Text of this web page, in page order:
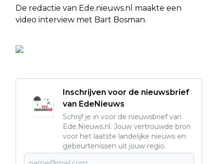
De redactie van Ede.nieuws.nl maakte een
video interview met Bart Bosman.
Inschrijven voor de nieuwsbrief
van EdeNieuws
Schrijf je in voor de nieuwsbrief van
Ede.Nieuws.nl. Jouw vertrouwde bron
voor het laatste landelijke nieuws en
gebeurtenissen uit jouw regio.